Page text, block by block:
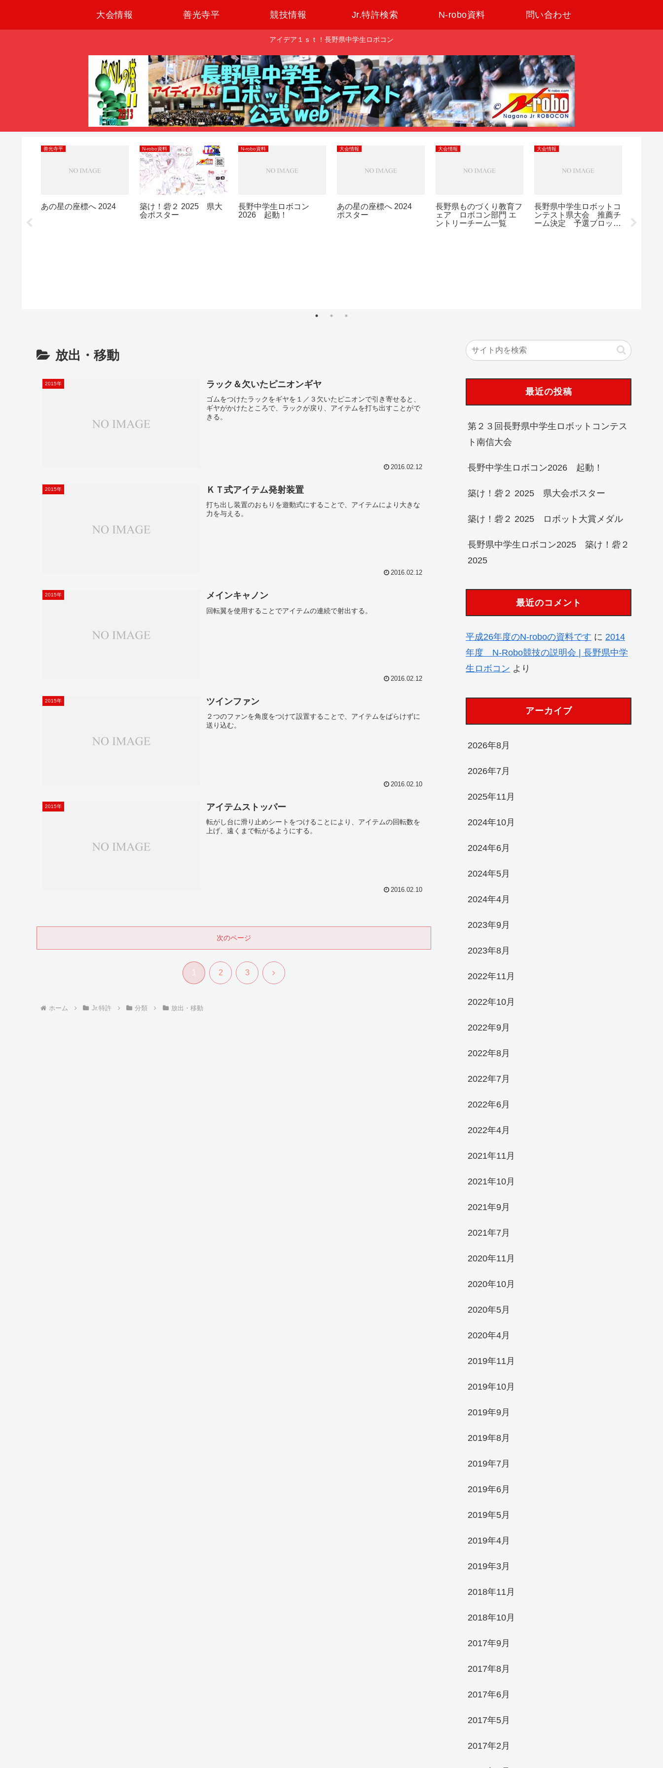
アイデア１ｓｔ！長野県中学生ロボコン
大会情報 善光寺平 競技情報 Jr.特許検索 N-robo資料 問い合わせ
善光寺平
あの星の座標へ 2024
N-robo資料
築け！砦２ 2025 県大
会ポスター
N-robo資料
長野中学生ロボコン
2026 起動！
大会情報
あの星の座標へ 2024
ポスター
大会情報
長野県ものづくり教育フ
ェア ロボコン部門 エ
ントリーチーム一覧
大会情報
長野県中学生ロボットコ
ンテスト県大会 推薦チ
ーム決定 予選ブロック
果
放出・移動
2015年 ラック＆欠いたピニオンギヤ
ゴムをつけたラックをギヤを１／３欠いたピニオンで引き寄せると、
ギヤがかけたところで、ラックが戻り、アイテムを打ち出すことがで
きる。
2016.02.12
2015年 ＫＴ式アイテム発射装置
打ち出し装置のおもりを遊動式にすることで、アイテムにより大きな
力を与える。
2016.02.12
2015年 メインキャノン
回転翼を使用することでアイテムの連続で射出する。
2016.02.12
2015年 ツインファン
２つのファンを角度をつけて設置することで、アイテムをばらけずに
送り込む。
2016.02.10
2015年 アイテムストッパー
転がし台に滑り止めシートをつけることにより、アイテムの回転数を
上げ、遠くまで転がるようにする。
2016.02.10
次のページ
1 2 3 次
ホーム Jr.特許 分類 放出・移動
最近の投稿
第２３回長野県中学生ロボットコンテス
ト南信大会
長野中学生ロボコン2026 起動！
築け！砦２ 2025 県大会ポスター
築け！砦２ 2025 ロボット大賞メダル
長野県中学生ロボコン2025 築け！砦２
2025
最近のコメント
平成26年度のN-roboの資料です に 2014
年度 N-Robo競技の説明会 | 長野県中学
生ロボコン より
アーカイブ
2026年8月
2026年7月
2025年11月
2024年10月
2024年6月
2024年5月
2024年4月
2023年9月
2023年8月
2022年11月
2022年10月
2022年9月
2022年8月
2022年7月
2022年6月
2022年4月
2021年11月
2021年10月
2021年9月
2021年7月
2020年11月
2020年10月
2020年5月
2020年4月
2019年11月
2019年10月
2019年9月
2019年8月
2019年7月
2019年6月
2019年5月
2019年4月
2019年3月
2018年11月
2018年10月
2017年9月
2017年8月
2017年6月
2017年5月
2017年2月